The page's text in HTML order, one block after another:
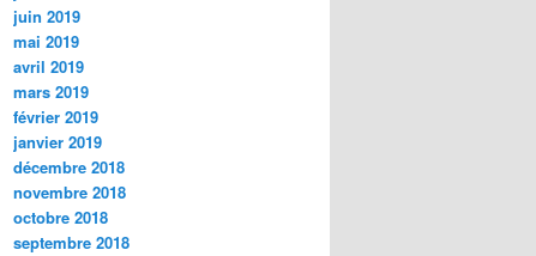
juin 2019
mai 2019
avril 2019
mars 2019
février 2019
janvier 2019
décembre 2018
novembre 2018
octobre 2018
septembre 2018